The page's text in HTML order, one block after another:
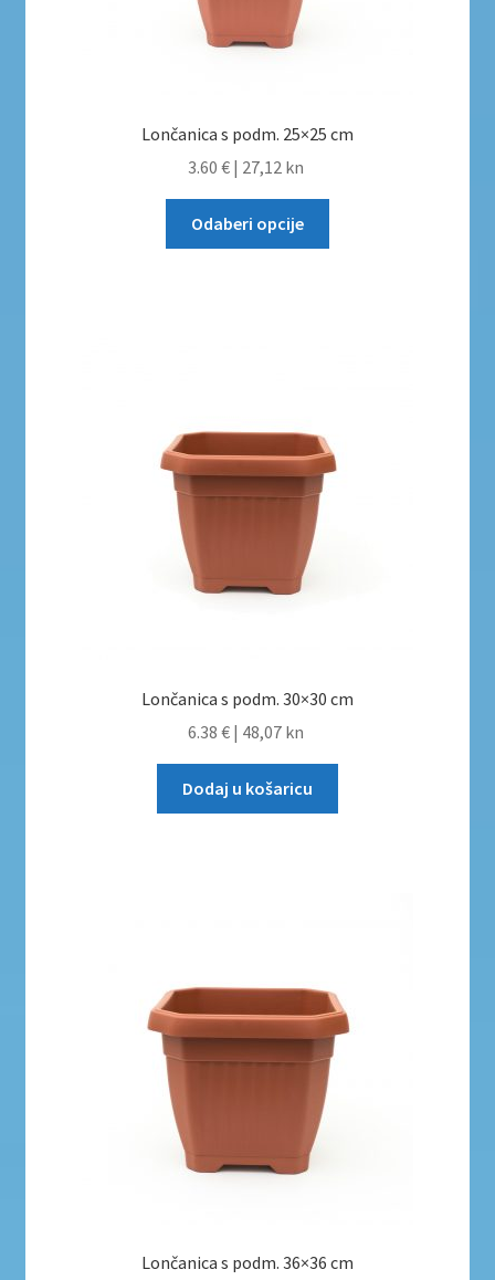
Lončanica s podm. 25×25 cm
3.60 € | 27,12 kn
Odaberi opcije
Lončanica s podm. 30×30 cm
6.38 € | 48,07 kn
Dodaj u košaricu
Lončanica s podm. 36×36 cm